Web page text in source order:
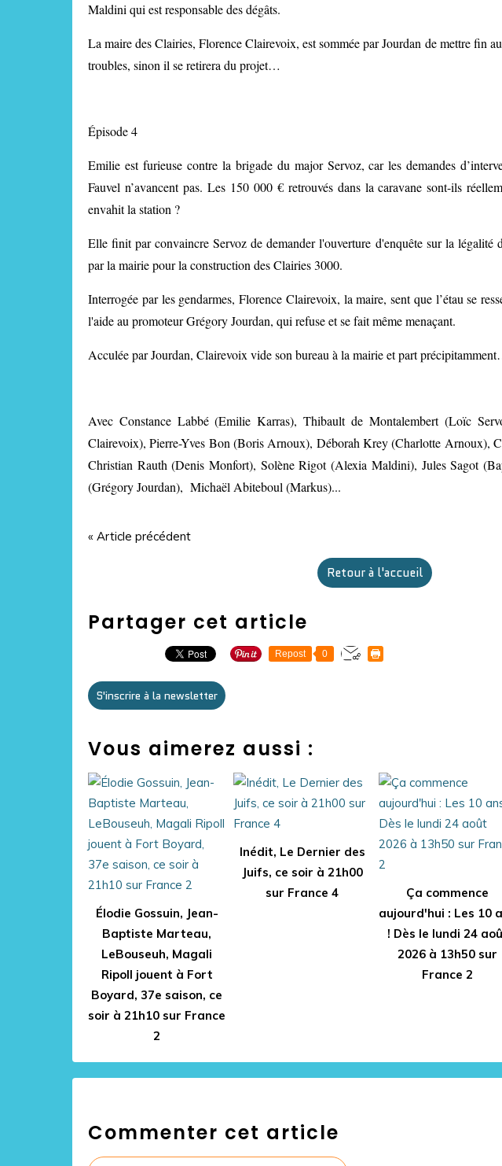
Maldini qui est responsable des dégâts.
La maire des Clairies, Florence Clairevoix, est sommée par Jourdan de mettre fin
troubles, sinon il se retirera du projet…
Épisode 4
Emilie est furieuse contre la brigade du major Servoz, car les demandes
Fauvel n’avancent pas. Les 150 000 € retrouvés dans la caravane sont-ils
envahit la station ?
Elle finit par convaincre Servoz de demander l'ouverture d'enquête sur la légalité
par la mairie pour la construction des Clairies 3000.
Interrogée par les gendarmes, Florence Clairevoix, la maire, sent que l’étau se
l'aide au promoteur Grégory Jourdan, qui refuse et se fait même menaçant.
Acculée par Jourdan, Clairevoix vide son bureau à la mairie et part
Avec Constance Labbé (Emilie Karras), Thibault de Montalembert (Loïc
Clairevoix), Pierre-Yves Bon (Boris Arnoux), Déborah Krey (Charlotte Arnoux),
Christian Rauth (Denis Monfort), Solène Rigot (Alexia Maldini), Jules Sagot
(Grégory Jourdan), Michaël Abiteboul (Markus)...
« Article précédent
Retour à l'accueil
Partager cet article
Repost 0
S'inscrire à la newsletter
Vous aimerez aussi :
Élodie Gossuin, Jean-
Baptiste Marteau,
LeBouseuh, Magali
Ripoll jouent à Fort
Boyard, 37e saison, ce
soir à 21h10 sur France
2
Inédit, Le Dernier des
Juifs, ce soir à 21h00
sur France 4
Ça commence
aujourd'hui : Les 10
! Dès le lundi 24
2026 à 13h50 sur
France 2
Commenter cet article